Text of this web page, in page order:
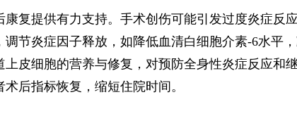
复提供有力支持。手术创伤可能引发过度炎症反
节炎症因子释放，如降低血清白细胞介素-6水平
皮细胞的营养与修复，对预防全身性炎症反应和
后指标恢复，缩短住院时间。